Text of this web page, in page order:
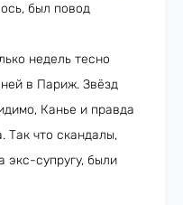
был повод
недель тесно
в Париж. Звёзд
Канье и правда
Так что скандалы,
экс-супругу, были